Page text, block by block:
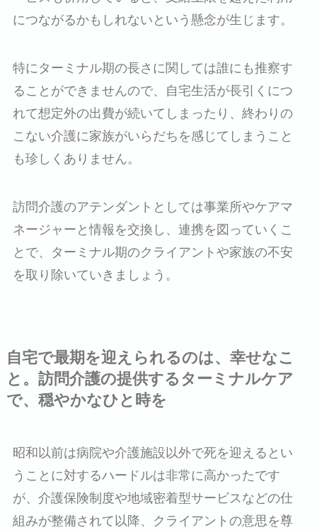
につながるかもしれないという懸念が生じます。
特にターミナル期の長さに関しては誰にも推察す
ることができませんので、自宅生活が長引くにつ
れて想定外の出費が続いてしまったり、終わりの
こない介護に家族がいらだちを感じてしまうこと
も珍しくありません。
訪問介護のアテンダントとしては事業所やケアマ
ネージャーと情報を交換し、連携を図っていくこ
とで、ターミナル期のクライアントや家族の不安
を取り除いていきましょう。
自宅で最期を迎えられるのは、幸せなこ
と。訪問介護の提供するターミナルケア
で、穏やかなひと時を
昭和以前は病院や介護施設以外で死を迎えるとい
うことに対するハードルは非常に高かったです
が、介護保険制度や地域密着型サービスなどの仕
組みが整備されて以降、クライアントの意思を尊